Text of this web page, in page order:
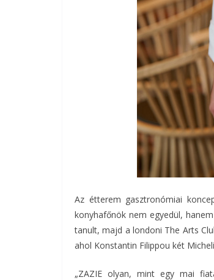
Az étterem gasztronómiai
konyhafőnök nem egyedül,
tanult, majd a londoni The Arts
ahol Konstantin Filippou két
„ZAZIE olyan, mint egy mai